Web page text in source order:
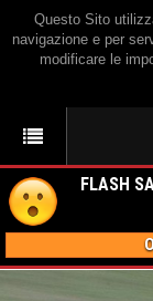
Questo Sito
navigazione e per
modificare le
FLASH